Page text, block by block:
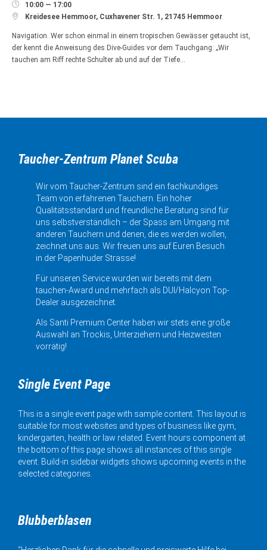
 10:00 — 17:00
 Kreidesee Hemmoor, Cuxhavener Str. 1, 21745 Hemmoor
Navigation. Wer schon einmal in einem tropischen Gewässer getaucht ist,
der kennt die Anweisung des Dive-Guides vor dem Tauchgang: „Wir
tauchen am Riff rechte Schulter ab und auf der Tiefe…
Taucher-Zentrum Planet Scuba
Wir vom Taucher-Zentrum sind ein fachkundiges
Team von erfahrenen Tauchern. Ein hoher
Qualitätsstandard und freundliche Beratung sind für
uns selbstverständlich – der Spass am Umgang mit
anderen Tauchern und denen, die es werden wollen,
zeichnet uns aus. Wir freuen uns auf Euren Besuch
in der Papenhuder Strasse!
Für unseren Service wurden wir bereits mit dem
tauchen-Award und mehrfach als DUI/Halcyon Top-
Dealer ausgezeichnet.
Als Santi Premium Center haben wir stets eine große
Auswahl an Trockis, Unterziehern und Heizwesten
vorrätig!
Single Event Page
This is a single event page with sample content. This layout is
suitable for most websites and types of business like gym,
kindergarten, health or law related. Event hours component at
the bottom of this page shows all instances of this single
event. Build-in sidebar widgets shows upcoming events in the
selected categories.
Blubberblasen